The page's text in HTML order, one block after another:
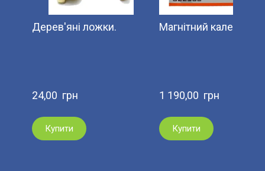
Дерев'яні ложки.
24,00  грн
Купити
Магнітний календар.
1 190,00  грн
Купити